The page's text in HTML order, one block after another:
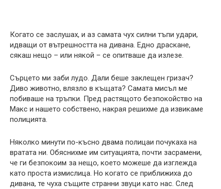
Когато се заслушах, и аз самата чух силни тъпи удари,
идващи от вътрешността на дивана. Едно драскане,
сякаш нещо – или някой – се опитваше да излезе.
Сърцето ми заби лудо. Дали беше заклещен гризач?
Диво животно, влязло в къщата? Самата мисъл ме
побиваше на тръпки. Пред растящото безпокойство на
Макс и нашето собствено, накрая решихме да извикаме
полицията.
Няколко минути по-късно двама полицаи почукаха на
вратата ни. Обяснихме им ситуацията, почти засрамени,
че ги безпокоим за нещо, което можеше да изглежда
като проста измислица. Но когато се приближиха до
дивана, те чуха същите странни звуци като нас. След